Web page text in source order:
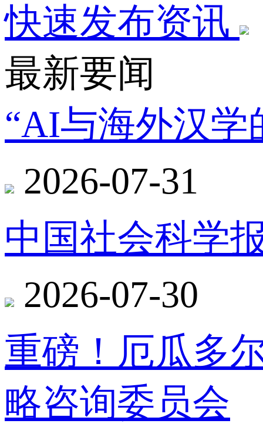
快速发布资讯
最新要闻
“AI与海外汉学
2026-07-31
中国社会科学
2026-07-30
重磅！厄瓜多
略咨询委员会